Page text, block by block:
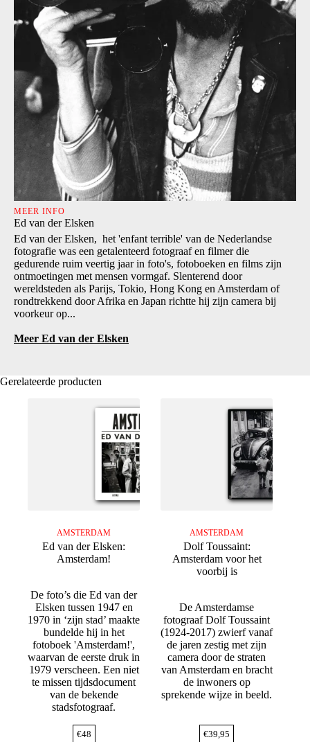
MEER INFO
Ed van der Elsken
Ed van der Elsken, het 'enfant terrible' van de Nederlandse
fotografie was een getalenteerd fotograaf en filmer die
gedurende ruim veertig jaar in foto's, fotoboeken en films zijn
ontmoetingen met mensen vormgaf. Slenterend door
wereldsteden als Parijs, Tokio, Hong Kong en Amsterdam of
rondtrekkend door Afrika en Japan richtte hij zijn camera bij
voorkeur op...
Meer Ed van der Elsken
Gerelateerde producten
AMSTERDAM
Ed van der Elsken:
Amsterdam!
De foto’s die Ed van der
Elsken tussen 1947 en
1970 in ‘zijn stad’ maakte
bundelde hij in het
fotoboek 'Amsterdam!',
waarvan de eerste druk in
1979 verscheen. Een niet
te missen tijdsdocument
van de bekende
stadsfotograaf.
€48
AMSTERDAM
Dolf Toussaint:
Amsterdam voor het
voorbij is
De Amsterdamse
fotograaf Dolf Toussaint
(1924-2017) zwierf vanaf
de jaren zestig met zijn
camera door de straten
van Amsterdam en bracht
de inwoners op
sprekende wijze in beeld.
€39,95